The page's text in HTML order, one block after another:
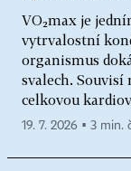
VO₂max je
vytrvalostní
organismus
svalech. Souvisí
celkovou
19. 7. 2026 ▪ 3 min.